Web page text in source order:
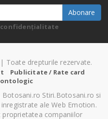
Abonare
confidențialitate
| Toate drepturile rezervate.
Publicitate / Rate card
Stiri.Botosani.ro si
ale Web Emotion.
companiilor